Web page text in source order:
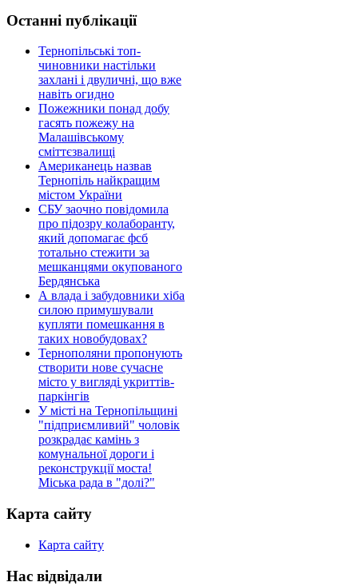
Останні публікації
Тернопільські топ-
чиновники настільки
захлані і двуличні, що вже
навіть огидно
Пожежники понад добу
гасять пожежу на
Малашівському
сміттєзвалищі
Американець назвав
Тернопіль найкращим
містом України
СБУ заочно повідомила
про підозру колаборанту,
який допомагає фсб
тотально стежити за
мешканцями окупованого
Бердянська
А влада і забудовники хіба
силою примушували
купляти помешкання в
таких новобудовах?
Тернополяни пропонують
створити нове сучасне
місто у вигляді укриттів-
паркінгів
У місті на Тернопільщині
"підприємливий" чоловік
розкрадає камінь з
комунальної дороги і
реконструкції моста!
Міська рада в "долі?"
Карта сайту
Карта сайту
Нас відвідали